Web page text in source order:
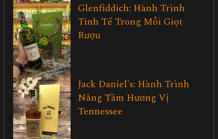
Glenfiddich: Hành Trình
Tinh Tế Trong Mỗi Giọt
Rượu
Jack Daniel's: Hành Trình
Nâng Tầm Hương Vị
Tennessee